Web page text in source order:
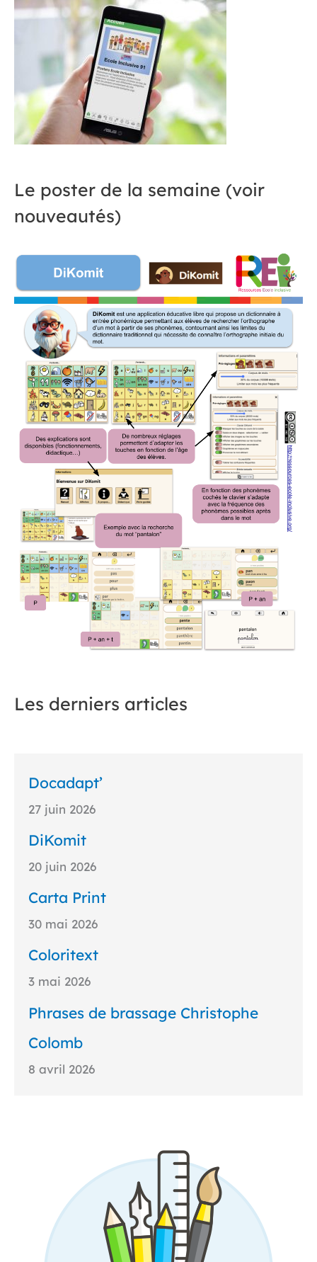
Le poster de la semaine (voir
nouveautés)
Les derniers articles
Docadapt’
27 juin 2026
DiKomit
20 juin 2026
Carta Print
30 mai 2026
Coloritext
3 mai 2026
Phrases de brassage Christophe
Colomb
8 avril 2026